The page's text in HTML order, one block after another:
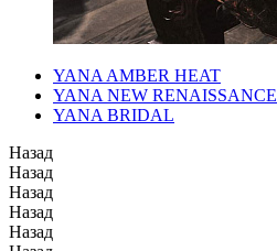
YANA AMBER HEAT
YANA NEW RENAISSANCE
YANA BRIDAL
Назад
Назад
Назад
Назад
Назад